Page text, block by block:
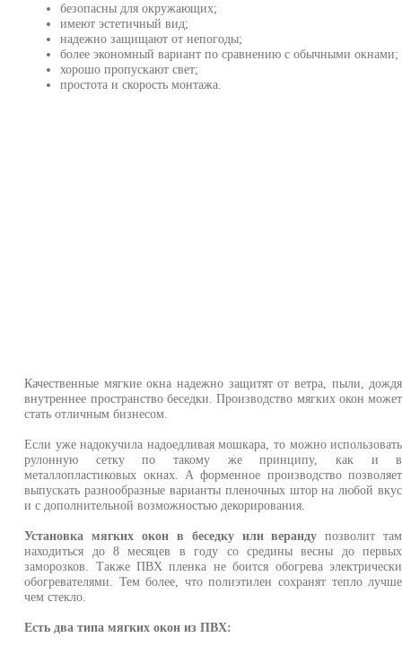
безопасны для окружающих;
имеют эстетичный вид;
надежно защищают от непогоды;
более экономный вариант по сравнению с обычными окнами;
хорошо пропускают свет;
простота и скорость монтажа.
Качественные мягкие окна надежно защитят от ветра, пыли, дождя
внутреннее пространство беседки. Производство мягких окон может
стать отличным бизнесом.
Если уже надокучила надоедливая мошкара, то можно использовать
рулонную сетку по такому же принципу, как и в
металлопластиковых окнах. А форменное производство позволяет
выпускать разнообразные варианты пленочных штор на любой вкус
и с дополнительной возможностью декорирования.
Установка мягких окон в беседку или веранду позволит там
находиться до 8 месяцев в году со средины весны до первых
заморозков. Также ПВХ пленка не боится обогрева электрически
обогревателями. Тем более, что полиэтилен сохранят тепло лучше
чем стекло.
Есть два типа мягких окон из ПВХ: